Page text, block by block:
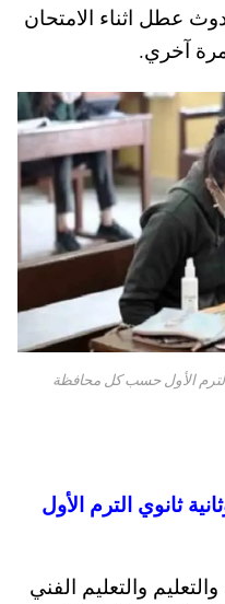
عطل اثناء الامتحان
مرة آخري.
الترم الأول حسب كل محافظة
ثانوي الترم الأول
والتعليم الفني